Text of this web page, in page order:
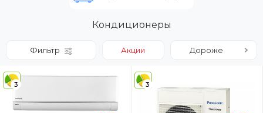
Кондиционеры
Фильтр Акции Дороже
3 3